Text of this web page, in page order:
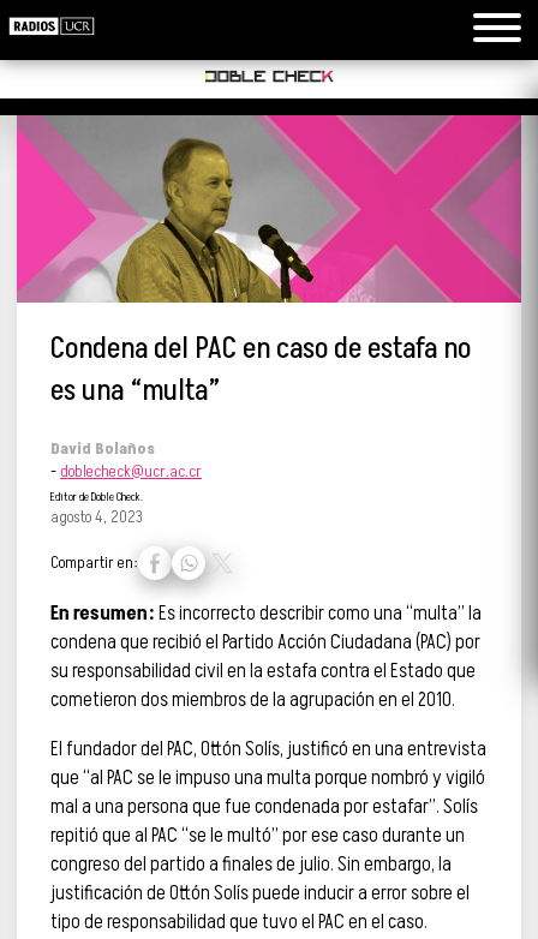
Condena del PAC en caso de estafa no
es una “multa”
David Bolaños
- doblecheck@ucr.ac.cr
Editor de Doble Check.
agosto 4, 2023
Compartir en:
En resumen:Es incorrecto describir como una “multa” la
condena que recibió el Partido Acción Ciudadana (PAC) por
su responsabilidad civil en la estafa contra el Estado que
cometieron dos miembros de la agrupación en el 2010.
El fundador del PAC, Ottón Solís, justificó en una entrevista
que “al PAC se le impuso una multa porque nombró y vigiló
mal a una persona que fue condenada por estafar”. Solís
repitió que al PAC “se le multó” por ese caso durante un
congreso del partido a finales de julio. Sin embargo, la
justificación de Ottón Solís puede inducir a error sobre el
tipo de responsabilidad que tuvo el PAC en el caso.